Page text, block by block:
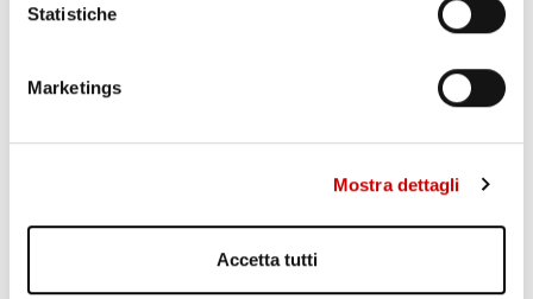
Statistiche
Marketings
Mostra dettagli
Accetta tutti
MINISTRO PIANTEDOSI A POZZUOLI
Leggi l'articolo